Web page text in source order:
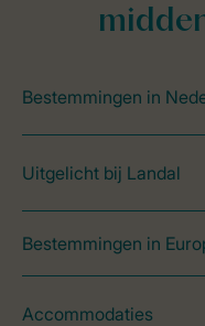
Bestemmingen in
Uitgelicht bij Landal
Bestemmingen in
Accommodaties